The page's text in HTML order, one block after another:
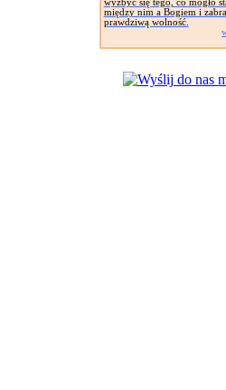
wyzbyć się tego, co mogło
między nim a Bogiem i
prawdziwą wolność.